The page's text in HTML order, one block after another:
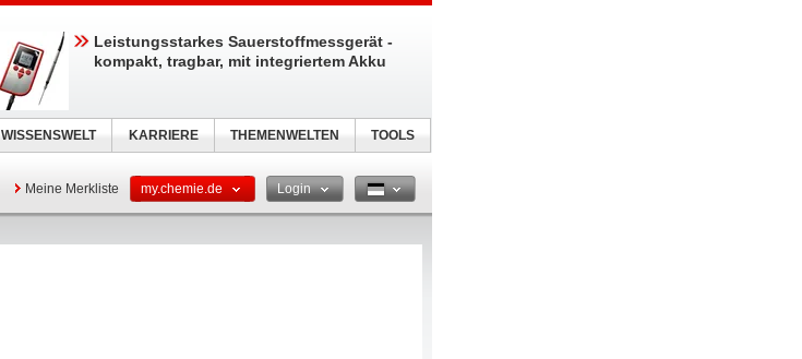
Meine Merkliste my.chemie.de Login
Leistungsstarkes Sauerstoffmessgerät -
kompakt, tragbar, mit integriertem Akku
WISSENSWELT KARRIERE THEMENWELTEN TOOLS